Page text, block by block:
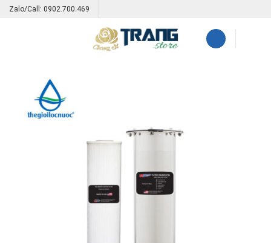
SkipZalo/Call: 0902.700.469